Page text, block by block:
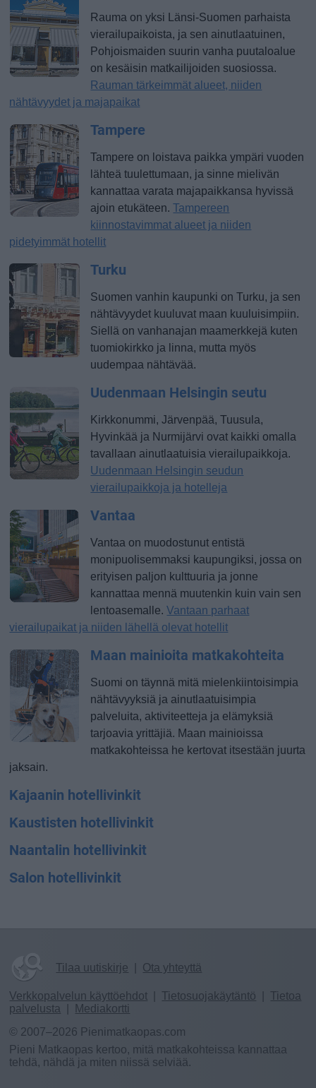
Rauma on yksi Länsi-Suomen parhaista
vierailupaikoista, ja sen ainutlaatuinen,
Pohjoismaiden suurin vanha puutaloalue
on kesäisin matkailijoiden suosiossa.
Rauman tärkeimmät alueet, niiden
nähtävyydet ja majapaikat
Tampere
Tampere on loistava paikka ympäri vuoden
lähteä tuulettumaan, ja sinne mielivän
kannattaa varata majapaikkansa hyvissä
ajoin etukäteen.Tampereen
kiinnostavimmat alueet ja niiden
pidetyimmät hotellit
Turku
Suomen vanhin kaupunki on Turku, ja sen
nähtävyydet kuuluvat maan kuuluisimpiin.
Siellä on vanhanajan maamerkkejä kuten
tuomiokirkko ja linna, mutta myös
uudempaa nähtävää.
Uudenmaan Helsingin seutu
Kirkkonummi, Järvenpää, Tuusula,
Hyvinkää ja Nurmijärvi ovat kaikki omalla
tavallaan ainutlaatuisia vierailupaikkoja.
Uudenmaan Helsingin seudun
vierailupaikkoja ja hotelleja
Vantaa
Vantaa on muodostunut entistä
monipuolisemmaksi kaupungiksi, jossa on
erityisen paljon kulttuuria ja jonne
kannattaa mennä muutenkin kuin vain sen
lentoasemalle.Vantaan parhaat
vierailupaikat ja niiden lähellä olevat hotellit
Maan mainioita matkakohteita
Suomi on täynnä mitä mielenkiintoisimpia
nähtävyyksiä ja ainutlaatuisimpia
palveluita, aktiviteetteja ja elämyksiä
tarjoavia yrittäjiä. Maan mainioissa
matkakohteissa he kertovat itsestään juurta
jaksain.
Kajaanin hotellivinkit
Kaustisten hotellivinkit
Naantalin hotellivinkit
Salon hotellivinkit
Tilaa uutiskirje Ota yhteyttä
Verkkopalvelun käyttöehdot Tietosuojakäytäntö
Tietoa
palvelusta
Mediakortti
© 2007–2026 Pienimatkaopas.com
Pieni Matkaopas kertoo, mitä matkakohteissa kannattaa
tehdä, nähdä ja miten niissä selviää.